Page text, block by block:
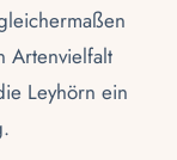
Artenvielfalt
Leyhörn ein